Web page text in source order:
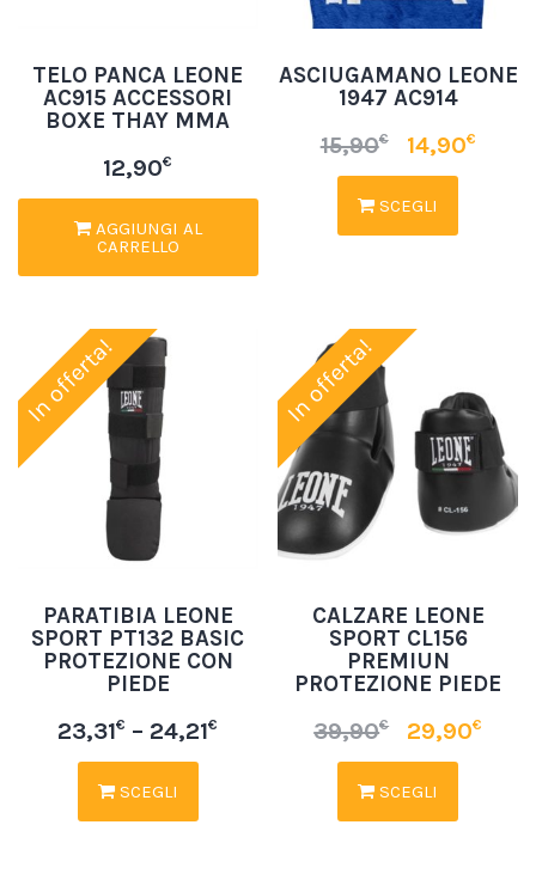
TELO PANCA LEONE
AC915 ACCESSORI
BOXE THAY MMA
12,90€
AGGIUNGI AL
CARRELLO
ASCIUGAMANO LEONE
1947 AC914
15,90€ 14,90€
SCEGLI
In offerta!
PARATIBIA LEONE
SPORT PT132 BASIC
PROTEZIONE CON
PIEDE
23,31€ – 24,21€
SCEGLI
In offerta!
CALZARE LEONE
SPORT CL156
PREMIUN
PROTEZIONE PIEDE
39,90€ 29,90€
SCEGLI